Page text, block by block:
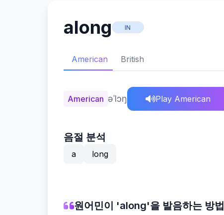
along IN
American British
American əˈlɔŋ Play American
음절 분석
a long
원어민이 'along'을 발음하는 방법